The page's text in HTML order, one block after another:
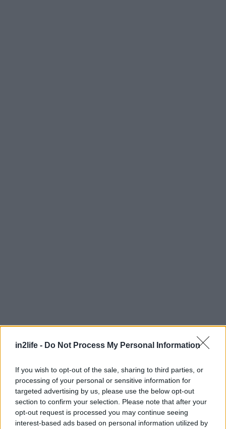
in2life - Do Not Process My Personal Information
If you wish to opt-out of the sale, sharing to third parties, or
processing of your personal or sensitive information for
targeted advertising by us, please use the below opt-out
section to confirm your selection. Please note that after your
opt-out request is processed you may continue seeing
interest-based ads based on personal information utilized by